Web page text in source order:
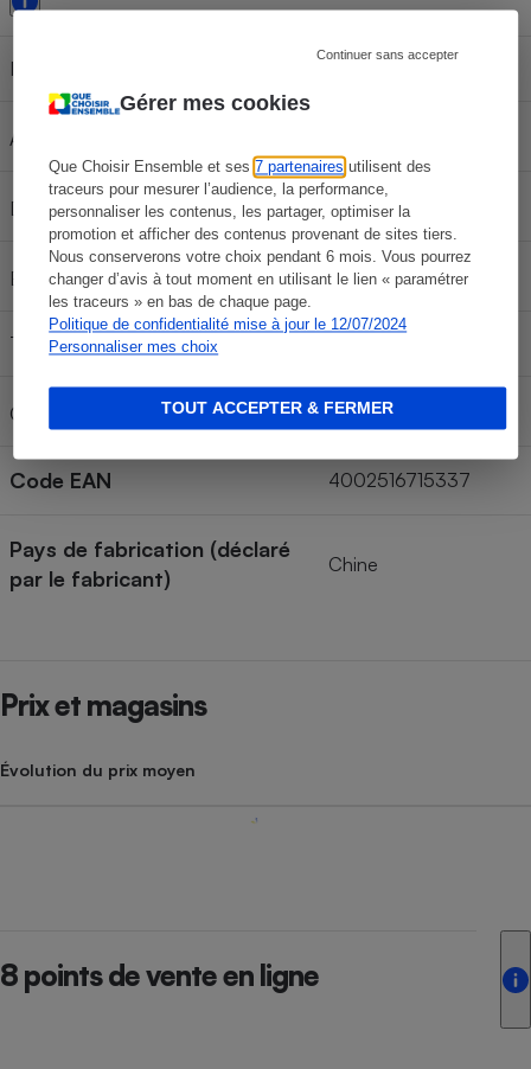
Gérer mes cookies
Que Choisir Ensemble et ses7 partenaires utilisent des
traceurs pour mesurer l’audience, la performance,
personnaliser les contenus, les partager, optimiser la
promotion et afficher des contenus provenant de sites tiers.
Nous conserverons votre choix pendant 6 mois. Vous pourrez
changer d’avis à tout moment en utilisant le lien « paramétrer
les traceurs » en bas de chaque page.
Politique de confidentialité mise à jour le 12/07/2024
Personnaliser mes choix
Continuer sans accepter
TOUT ACCEPTER & FERMER
Indicateur de charge
Autonomie annoncée
Durée de charge annoncée 3 h 30 min
Batterie amovible sans outil Non
Technologie de la batterie
Capacité de la batterie
Code EAN 4002516715337
Pays de fabrication (déclaré
par le fabricant)
Chine
Prix et magasins
Évolution du prix moyen
8 points de vente en ligne